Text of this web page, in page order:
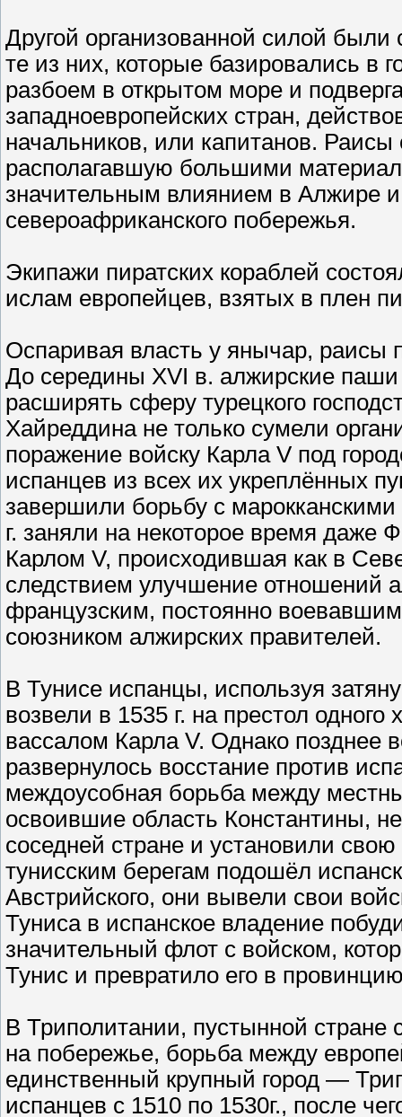
Другой организованной силой
те из них, которые базировались
разбоем в открытом море и
западноевропейских стран,
начальников, или капитанов.
располагавшую большими
значительным влиянием в Алжире и
североафриканского побережья.
Экипажи пиратских кораблей
ислам европейцев, взятых в плен
Оспаривая власть у янычар,
До середины XVI в. алжирские
расширять сферу турецкого
Хайреддина не только сумели
поражение войску Карла V под
испанцев из всех их укреплённых
завершили борьбу с
г. заняли на некоторое время даже
Карлом V, происходившая как в
следствием улучшение отношений
французским, постоянно
союзником алжирских правителей.
В Тунисе испанцы, используя
возвели в 1535 г. на престол
вассалом Карла V. Однако позднее
развернулось восстание против
междоусобная борьба между
освоившие область Константины,
соседней стране и установили
тунисским берегам подошёл
Австрийского, они вывели свои
Туниса в испанское владение
значительный флот с войском,
Тунис и превратило его в
В Триполитании, пустынной
на побережье, борьба между
единственный крупный город —
испанцев с 1510 по 1530г., после